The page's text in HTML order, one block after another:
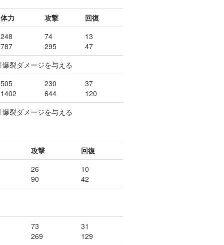
体力 攻撃
回復
248
787
74
295
13
47
裂ダメージを与える
505
1402
230
644
37
120
裂ダメージを与える
攻撃
回復
26
90
10
42
73
269
31
129